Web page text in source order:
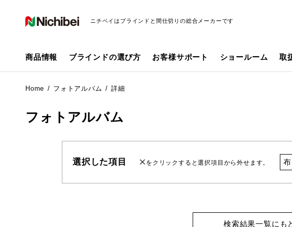
ニチベイはブラインドと間仕切りの総合メーカーです
商品情報 ブラインドの選び方 お客様サポート ショールーム 取
Home フォトアルバム 詳細
フォトアルバム
選択した項目 をクリックすると選択項目から外せます。 布
検索結果一覧にも